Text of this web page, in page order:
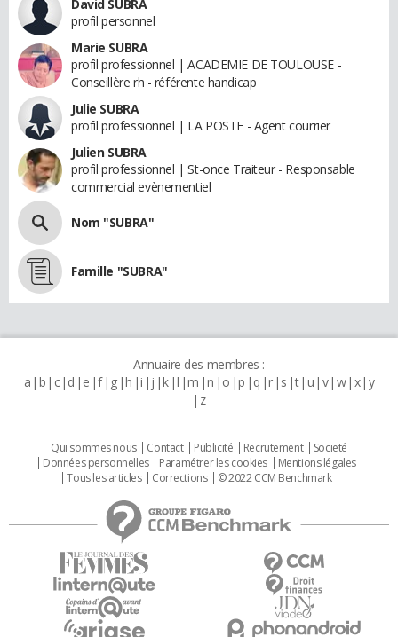
David SUBRA
profil personnel
Marie SUBRA
profil professionnel | ACADEMIE DE TOULOUSE -
Conseillère rh - référente handicap
Julie SUBRA
profil professionnel | LA POSTE - Agent courrier
Julien SUBRA
profil professionnel | St-once Traiteur - Responsable
commercial evènementiel
Nom "SUBRA"
Famille "SUBRA"
Annuaire des membres :
a b c d e f g h i j k l m n o p q r s t u v w x y
z
Qui sommes nous Contact Publicité Recrutement
Societé
Données personnelles
Paramétrer les cookies
Mentions légales
Tous les articles
Corrections © 2022 CCM Benchmark